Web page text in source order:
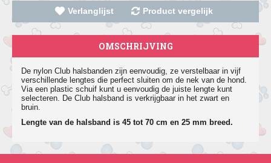
Verlanglijst Product vergelijk
OMSCHRIJVING
De nylon Club halsbanden zijn eenvoudig, ze verstelbaar in vijf
verschillende lengtes die perfect sluiten om de nek van de hond.
Via een plastic schuif kunt u eenvoudig de juiste lengte kunt
selecteren. De Club halsband is verkrijgbaar in het zwart en
bruin.
Lengte van de halsband is 45 tot 70 cm en 25 mm breed.